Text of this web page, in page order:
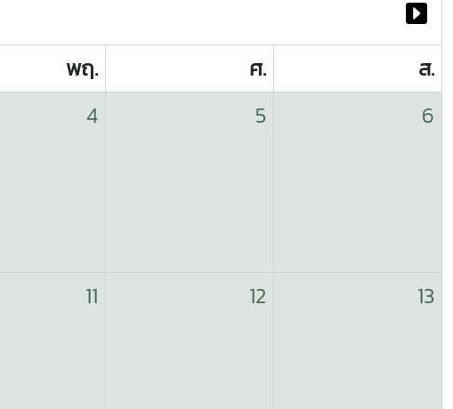
พฤ. ศ.
ส.
4 5 6
11 12 13